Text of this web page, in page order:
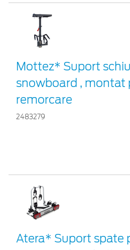
Mottez* Suport
snowboard , montat
remorcare
2483279
Atera* Suport spate